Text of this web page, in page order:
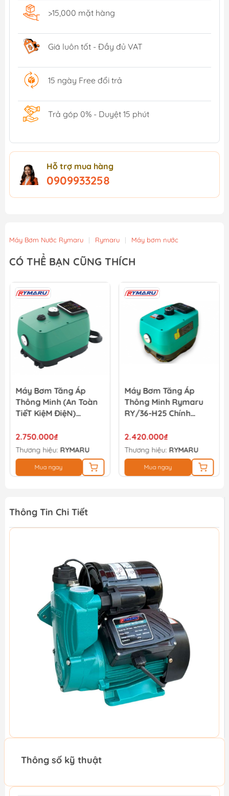
>15,000 mặt hàng
Giá luôn tốt - Đầy đủ VAT
15 ngày Free đổi trả
Trả góp 0% - Duyệt 15 phút
Hỗ trợ mua hàng
0909933258
Máy Bơm Nước Rymaru | Rymaru | Máy bơm nước
CÓ THỂ BẠN CŨNG THÍCH
Máy Bơm Tăng Áp
Thông Minh (An Toàn
TiếT KiệM ĐiệN)
2.750.000₫
Thương hiệu: RYMARU
Mua ngay
Máy Bơm Tăng Áp
Thông Minh Rymaru
RY/36-H25 Chính
2.420.000₫
Thương hiệu: RYMARU
Mua ngay
Thông Tin Chi Tiết
Thông số kỹ thuật